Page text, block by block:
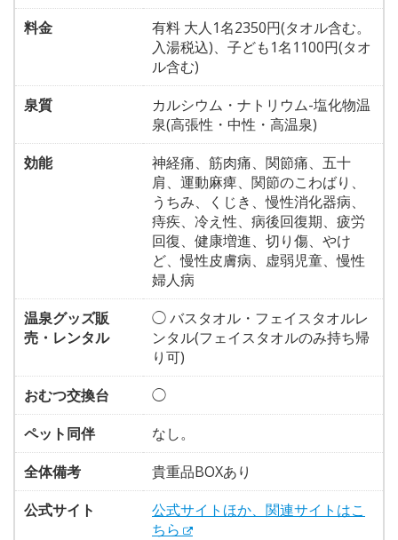
料金
有料 大人1名2350円(タオル含む。
入湯税込)、子ども1名1100円(タオ
ル含む)
泉質
カルシウム・ナトリウム-塩化物温
泉(高張性・中性・高温泉)
効能
神経痛、筋肉痛、関節痛、五十
肩、運動麻痺、関節のこわばり、
うちみ、くじき、慢性消化器病、
痔疾、冷え性、病後回復期、疲労
回復、健康増進、切り傷、やけ
ど、慢性皮膚病、虚弱児童、慢性
婦人病
温泉グッズ販
売・レンタル
◯ バスタオル・フェイスタオルレ
ンタル(フェイスタオルのみ持ち帰
り可)
おむつ交換台
◯
ペット同伴
なし。
全体備考
貴重品BOXあり
公式サイト
公式サイトほか、関連サイトはこ
ちら